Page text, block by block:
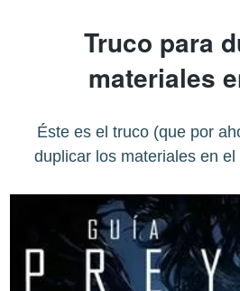
Truco para
materiales
Éste es el truco (que por
duplicar los materiales en